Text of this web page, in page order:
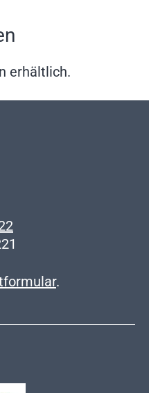
erhältlich.
.